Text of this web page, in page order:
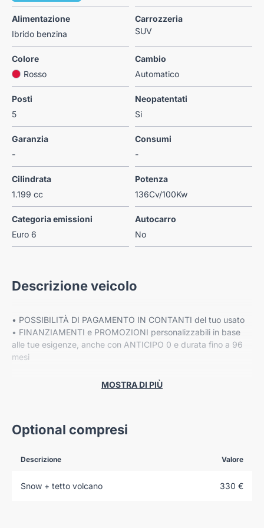
Alimentazione
Ibrido benzina
Carrozzeria
SUV
Colore
Rosso
Cambio
Automatico
Posti
5
Neopatentati
Si
Garanzia
-
Consumi
-
Cilindrata
1.199 cc
Potenza
136Cv/100Kw
Categoria emissioni
Euro 6
Autocarro
No
Descrizione veicolo
• POSSIBILITÀ DI PAGAMENTO IN CONTANTI del tuo usato
• FINANZIAMENTI e PROMOZIONI personalizzabili in base
alle tue esigenze, anche con ANTICIPO 0 e durata fino a 96
mesi
MOSTRA DI PIÙ
Optional compresi
Descrizione Valore
Snow + tetto volcano 330 €